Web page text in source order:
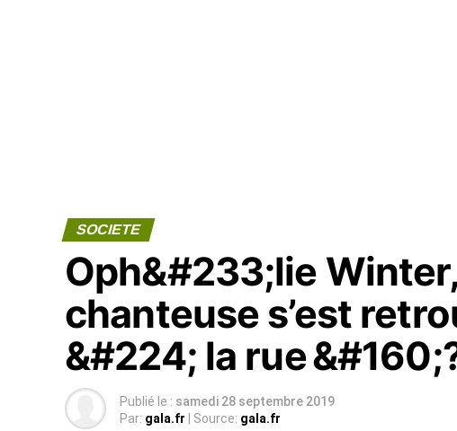
SOCIETE
Oph&#233;lie
chanteuse s’est
&#224; la rue
Publié le : samedi 28 septembre 2019
Par: gala.fr | Source: gala.fr